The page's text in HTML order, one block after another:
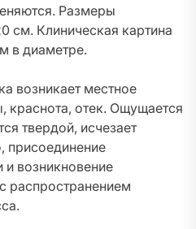
Размеры
см. Клиническая картина
в диаметре.
возникает местное
краснота, отек. Ощущается
твердой, исчезает
присоединение
и возникновение
распространением